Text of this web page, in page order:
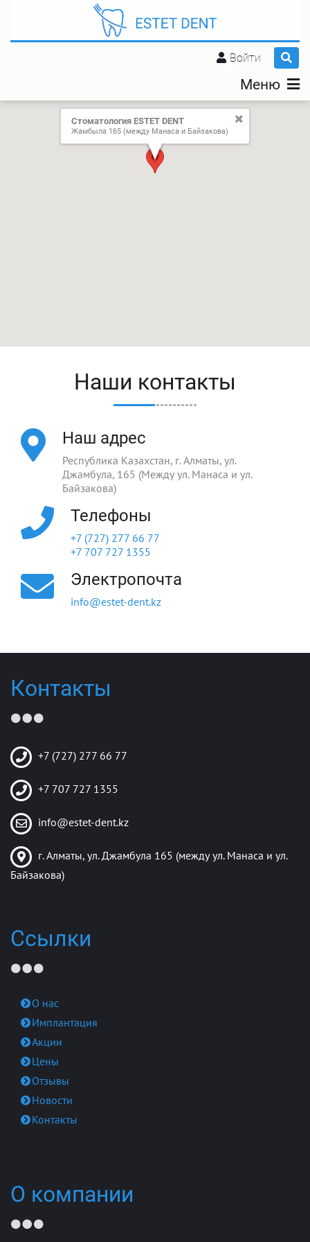
Войти
Меню
Стоматология ESTET DENT
Жамбыла 165 (между Манаса и Байзакова)
Наши контакты
Наш адрес
Республика Казахстан, г. Алматы, ул.
Джамбула, 165 (Между ул. Манаса и ул.
Байзакова)
Телефоны
+7 (727) 277 66 77
+7 707 727 1355
Электропочта
info@estet-dent.kz
Контакты
+7 (727) 277 66 77
+7 707 727 1355
info@estet-dent.kz
г. Алматы, ул. Джамбула 165 (между ул. Манаса и ул.
Байзакова)
Ссылки
О нас
Имплантация
Акции
Цены
Отзывы
Новости
Контакты
О компании